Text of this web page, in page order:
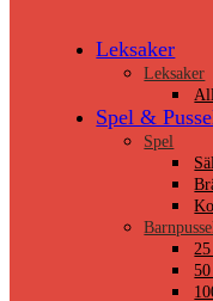
Leksaker
Leksaker
Spel &
Spel